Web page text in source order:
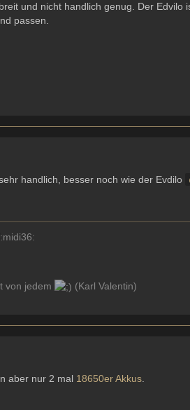
und nicht handlich genug. Der Edvilo
passen.
handlich, besser noch wie der Evdilo
von jedem (Karl Valentin)
aber nur 2 mal 18650er Akkus